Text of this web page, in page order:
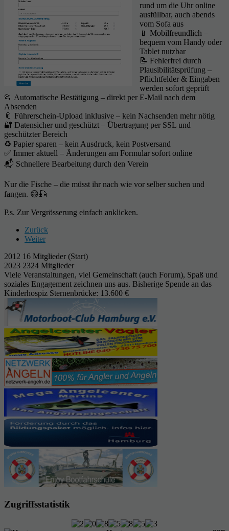
rund um die Uhr online
ausfüllbar, auch abends
vom Sofa aus
📱 Mobilfreundlich –
bequem vom Handy oder
Tablet nutzbar
📝 Fehlerfrei durch
Plausibilitätsprüfung –
Pflichtfelder & Eingaben
werden sofort geprüft
📂 Automatische Bestätigung – direkt per E-Mail nach dem
Absenden
📎 Führerschein-Upload inklusive – kein Nachsenden mehr nötig
🔐 Datensicher und geschützt – Übertragung per SSL und
geschützter Bereich
♻️ Papier sparen – kein Ausdruck, kein Postversand
✅ Immer aktuell – Änderungen am Formular sofort online
📬 Schnellere Bearbeitung durch den Verein
Nur die Fische – die müsst ihr nach wie vor selber suchen und
fangen. 😄🎣
P.s. Zur Vergrösserung einfach anklicken.
Zurück
Weiter
2012 16 Mitglieder (Start)
2023 2324 Mitglieder
Viele Veranstaltungen, viel Gemeinschaft (auch Forum), Spaß und
soziales Engagement zeichnen uns aus. Bisherige Spende an das
Kinderhospiz Sternenbrücke: 13.600 €
Zugriffsstatistik